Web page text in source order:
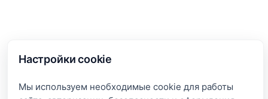
Настройки cookie
Мы используем необходимые cookie для работы